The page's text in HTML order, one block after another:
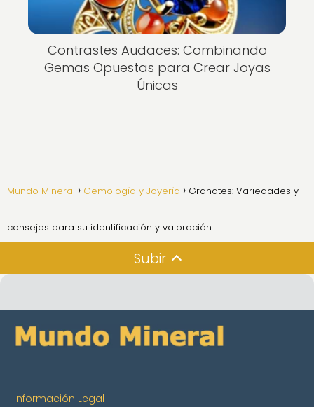
Contrastes Audaces: Combinando
Gemas Opuestas para Crear Joyas
Únicas
Mundo Mineral Gemología y Joyería Granates: Variedades y
consejos para su identificación y valoración
Subir
Información Legal